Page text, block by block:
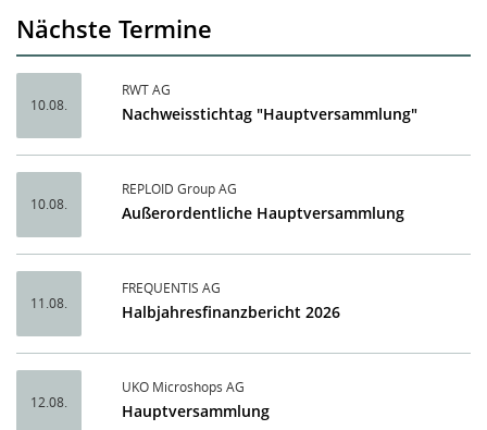
Nächste Termine
10.08.
RWT AG
Nachweisstichtag "Hauptversammlung"
10.08.
REPLOID Group AG
Außerordentliche Hauptversammlung
11.08.
FREQUENTIS AG
Halbjahresfinanzbericht 2026
12.08.
UKO Microshops AG
Hauptversammlung